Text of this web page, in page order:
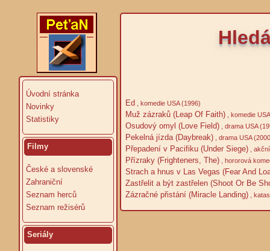
Úvodní stránka
Novinky
Statistiky
Filmy
České a slovenské
Zahraniční
Seznam herců
Seznam režisérů
Seriály
Ed , komedie USA (1996)
Muž zázraků (Leap Of Faith) , komedie
Osudový omyl (Love Field) , drama USA
Pekelná jízda (Daybreak) , drama USA
Přepadení v Pacifiku (Under Siege) ,
Přízraky (Frighteners, The) , hororová
Strach a hnus v Las Vegas (Fear And
Zastřelit a být zastřelen (Shoot Or Be
Zázračné přistání (Miracle Landing) ,